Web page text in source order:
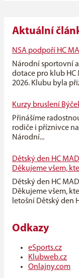
Aktuální
NSA podpoří HC
Národní sportovní
dotace pro klub HC
2026. Klubu byla
Kurzy bruslení
Přinášíme
rodiče i příznivce
Národní...
Dětský den HC
Děkujeme všem,
Dětský den HC
Děkujeme všem,
letošní Dětský den
Odkazy
eSports.cz
Klubweb.cz
Onlajny.com